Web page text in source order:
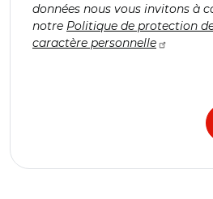
données nous vous invitons à
notre Politique de protection
caractère personnelle